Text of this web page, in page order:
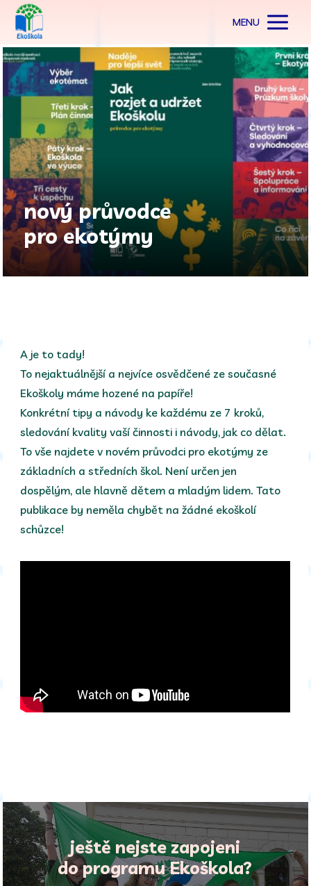
MENU
nový průvodce
pro ekotýmy
A je to tady!
To nejaktuálnější a nejvíce osvědčené ze současné
Ekoškoly máme hozené na papíře!
Konkrétní tipy a návody ke každému ze 7 kroků,
sledování kvality vaší činnosti i návody, jak co dělat.
To vše najdete v novém průvodci pro ekotýmy ze
základních a středních škol. Není určen jen
dospělým, ale hlavně dětem a mladým lidem. Tato
publikace by neměla chybět na žádné ekoškolí
schůzce!
ještě nejste zapojeni
do programu Ekoškola?